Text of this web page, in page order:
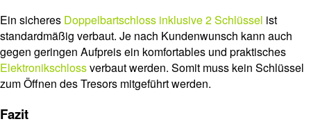
Ein sicheres Doppelbartschloss inklusive 2 Schlüssel ist
standardmäßig verbaut. Je nach Kundenwunsch kann auch
gegen geringen Aufpreis ein komfortables und praktisches
Elektronikschlossverbaut werden. Somit muss kein Schlüssel
zum Öffnen des Tresors mitgeführt werden.
Fazit